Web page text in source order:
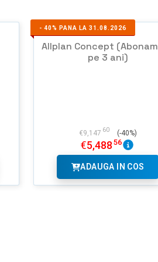
- 40% PANA LA 31.08.2026
Allplan Concept
pe 3 ani)
€9,147 60 (-40%)
€5,488 56
ADAUGA IN COS